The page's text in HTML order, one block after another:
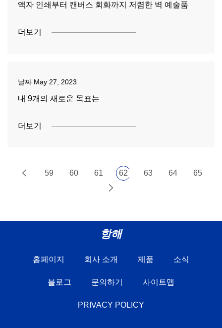
액자 인쇄부터 캔버스 회화까지 저렴한 벽 예술품
더보기
날짜 May 27, 2023
내 9개의 새로운 목표는
더보기
59 60 61 62 63 64 65
항해
홈페이지 회사 소개 제품 소식
블로그 문의하기 사이트맵
PRIVACY POLICY